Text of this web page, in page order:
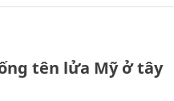
tên lửa Mỹ ở tây